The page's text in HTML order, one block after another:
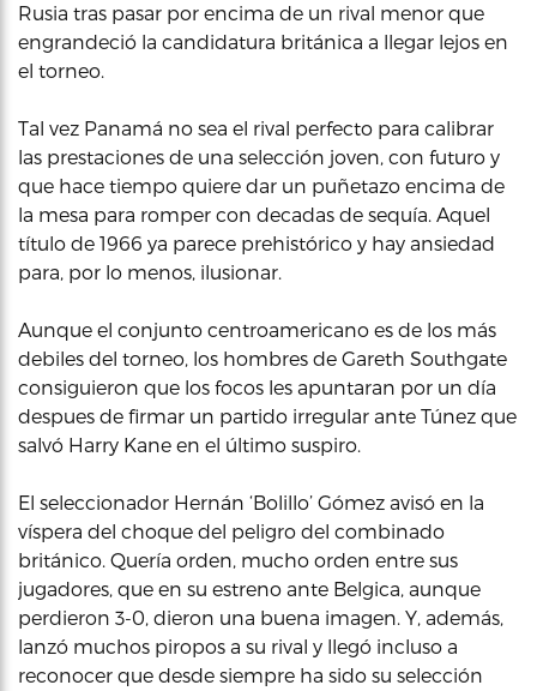
Rusia tras pasar por encima de un rival menor que
engrandeció la candidatura británica a llegar lejos en
el torneo.
Tal vez Panamá no sea el rival perfecto para calibrar
las prestaciones de una selección joven, con futuro y
que hace tiempo quiere dar un puñetazo encima de
la mesa para romper con decadas de sequía. Aquel
título de 1966 ya parece prehistórico y hay ansiedad
para, por lo menos, ilusionar.
Aunque el conjunto centroamericano es de los más
debiles del torneo, los hombres de Gareth Southgate
consiguieron que los focos les apuntaran por un día
despues de firmar un partido irregular ante Túnez que
salvó Harry Kane en el último suspiro.
El seleccionador Hernán ‘Bolillo’ Gómez avisó en la
víspera del choque del peligro del combinado
británico. Quería orden, mucho orden entre sus
jugadores, que en su estreno ante Belgica, aunque
perdieron 3-0, dieron una buena imagen. Y, además,
lanzó muchos piropos a su rival y llegó incluso a
reconocer que desde siempre ha sido su selección